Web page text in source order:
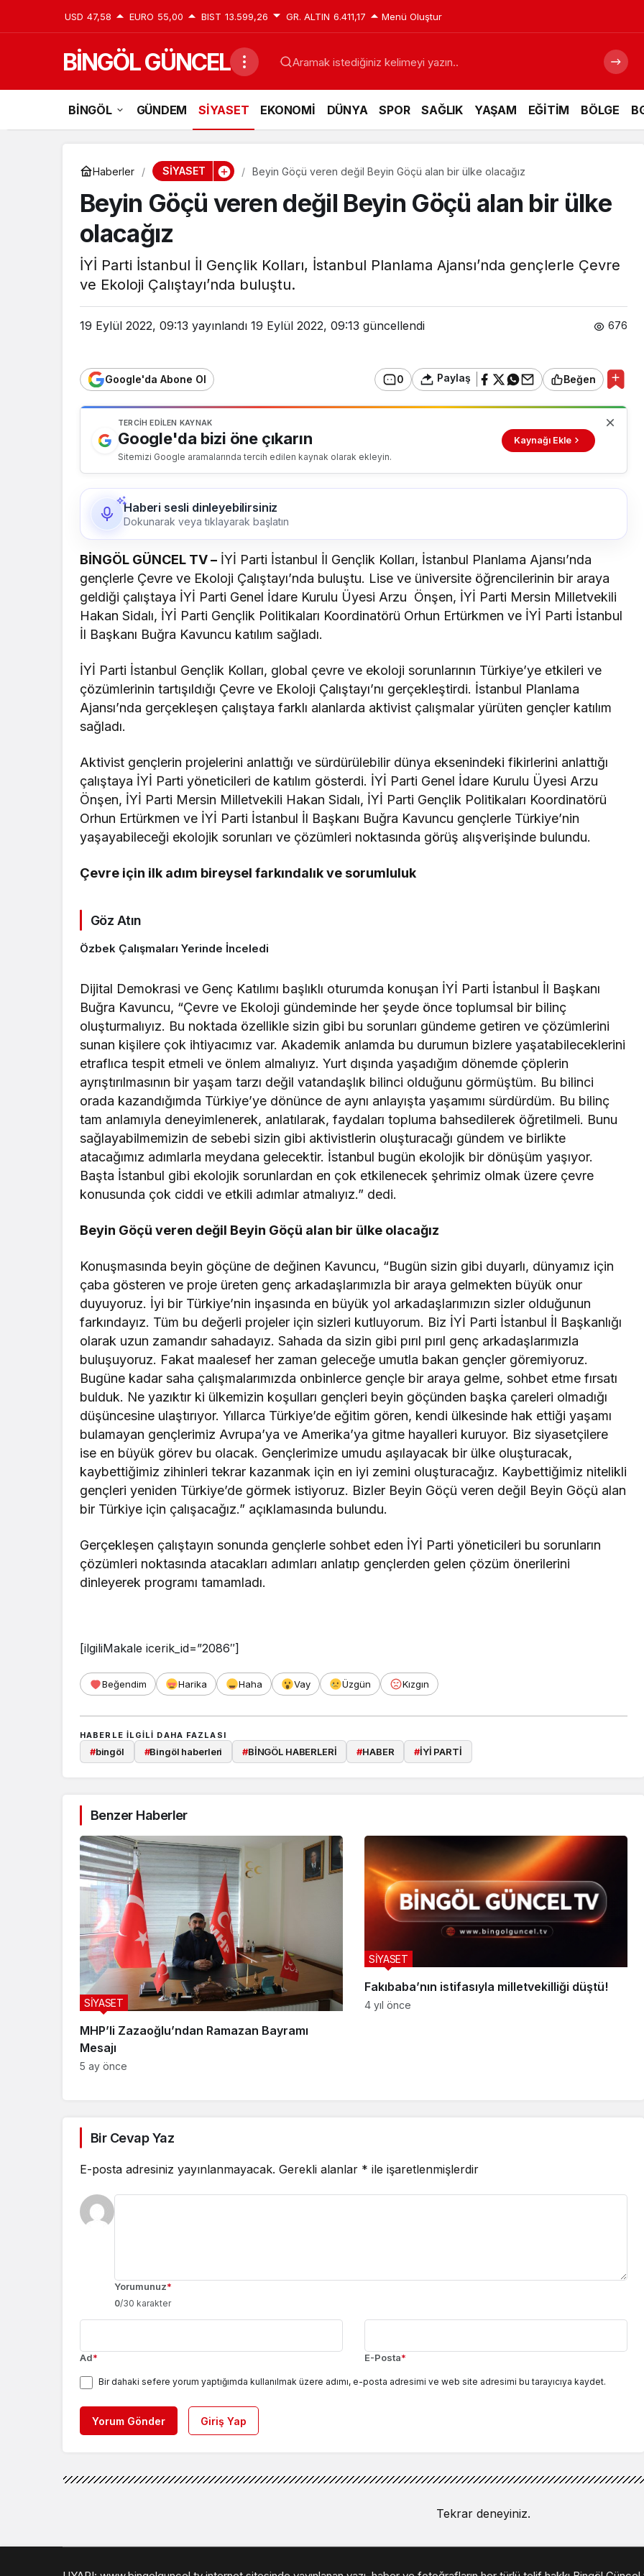
USD 47,58 EURO 55,00 BIST 13.599,26 GR. ALTIN 6.411,17 Menü Oluştur
BİNGÖL GÜNCEL Aramak istediğiniz kelimeyi yazın..
BİNGÖL GÜNDEM SİYASET EKONOMİ DÜNYA SPOR SAĞLIK YAŞAM EĞİTİM BÖLGE
Haberler SİYASET Beyin Göçü veren değil Beyin Göçü alan bir ülke olacağız
Beyin Göçü veren değil Beyin Göçü alan bir ülke
olacağız
İYİ Parti İstanbul İl Gençlik Kolları, İstanbul Planlama Ajansı’nda gençlerle Çevre
ve Ekoloji Çalıştayı’nda buluştu.
19 Eylül 2022, 09:13 yayınlandı 19 Eylül 2022, 09:13 güncellendi 676
Google'da Abone Ol 0 Paylaş Beğen
TERCIH EDILEN KAYNAK
Google'da bizi öne çıkarın
Sitemizi Google aramalarında tercih edilen kaynak olarak ekleyin.
Kaynağı Ekle
Haberi sesli dinleyebilirsiniz
Dokunarak veya tıklayarak başlatın
BİNGÖL GÜNCEL TV – İYİ Parti İstanbul İl Gençlik Kolları, İstanbul Planlama Ajansı’nda
gençlerle Çevre ve Ekoloji Çalıştayı’nda buluştu. Lise ve üniversite öğrencilerinin bir araya
geldiği çalıştaya İYİ Parti Genel İdare Kurulu Üyesi Arzu Önşen, İYİ Parti Mersin Milletvekili
Hakan Sidalı, İYİ Parti Gençlik Politikaları Koordinatörü Orhun Ertürkmen ve İYİ Parti İstanbul
İl Başkanı Buğra Kavuncu katılım sağladı.
İYİ Parti İstanbul Gençlik Kolları, global çevre ve ekoloji sorunlarının Türkiye’ye etkileri ve
çözümlerinin tartışıldığı Çevre ve Ekoloji Çalıştayı’nı gerçekleştirdi. İstanbul Planlama
Ajansı’nda gerçekleşen çalıştaya farklı alanlarda aktivist çalışmalar yürüten gençler katılım
sağladı.
Aktivist gençlerin projelerini anlattığı ve sürdürülebilir dünya eksenindeki fikirlerini anlattığı
çalıştaya İYİ Parti yöneticileri de katılım gösterdi. İYİ Parti Genel İdare Kurulu Üyesi Arzu
Önşen, İYİ Parti Mersin Milletvekili Hakan Sidalı, İYİ Parti Gençlik Politikaları Koordinatörü
Orhun Ertürkmen ve İYİ Parti İstanbul İl Başkanı Buğra Kavuncu gençlerle Türkiye’nin
yaşayabileceği ekolojik sorunları ve çözümleri noktasında görüş alışverişinde bulundu.
Çevre için ilk adım bireysel farkındalık ve sorumluluk
Göz Atın
Özbek Çalışmaları Yerinde İnceledi
Dijital Demokrasi ve Genç Katılımı başlıklı oturumda konuşan İYİ Parti İstanbul İl Başkanı
Buğra Kavuncu, “Çevre ve Ekoloji gündeminde her şeyde önce toplumsal bir bilinç
oluşturmalıyız. Bu noktada özellikle sizin gibi bu sorunları gündeme getiren ve çözümlerini
sunan kişilere çok ihtiyacımız var. Akademik anlamda bu durumun bizlere yaşatabileceklerini
etraflıca tespit etmeli ve önlem almalıyız. Yurt dışında yaşadığım dönemde çöplerin
ayrıştırılmasının bir yaşam tarzı değil vatandaşlık bilinci olduğunu görmüştüm. Bu bilinci
orada kazandığımda Türkiye’ye dönünce de aynı anlayışta yaşamımı sürdürdüm. Bu bilinç
tam anlamıyla deneyimlenerek, anlatılarak, faydaları topluma bahsedilerek öğretilmeli. Bunu
sağlayabilmemizin de sebebi sizin gibi aktivistlerin oluşturacağı gündem ve birlikte
atacağımız adımlarla meydana gelecektir. İstanbul bugün ekolojik bir dönüşüm yaşıyor.
Başta İstanbul gibi ekolojik sorunlardan en çok etkilenecek şehrimiz olmak üzere çevre
konusunda çok ciddi ve etkili adımlar atmalıyız.” dedi.
Beyin Göçü veren değil Beyin Göçü alan bir ülke olacağız
Konuşmasında beyin göçüne de değinen Kavuncu, “Bugün sizin gibi duyarlı, dünyamız için
çaba gösteren ve proje üreten genç arkadaşlarımızla bir araya gelmekten büyük onur
duyuyoruz. İyi bir Türkiye’nin inşasında en büyük yol arkadaşlarımızın sizler olduğunun
farkındayız. Tüm bu değerli projeler için sizleri kutluyorum. Biz İYİ Parti İstanbul İl Başkanlığı
olarak uzun zamandır sahadayız. Sahada da sizin gibi pırıl pırıl genç arkadaşlarımızla
buluşuyoruz. Fakat maalesef her zaman geleceğe umutla bakan gençler göremiyoruz.
Bugüne kadar saha çalışmalarımızda onbinlerce gençle bir araya gelme, sohbet etme fırsatı
bulduk. Ne yazıktır ki ülkemizin koşulları gençleri beyin göçünden başka çareleri olmadığı
düşüncesine ulaştırıyor. Yıllarca Türkiye’de eğitim gören, kendi ülkesinde hak ettiği yaşamı
bulamayan gençlerimiz Avrupa’ya ve Amerika’ya gitme hayalleri kuruyor. Biz siyasetçilere
ise en büyük görev bu olacak. Gençlerimize umudu aşılayacak bir ülke oluşturacak,
kaybettiğimiz zihinleri tekrar kazanmak için en iyi zemini oluşturacağız. Kaybettiğimiz nitelikli
gençleri yeniden Türkiye’de görmek istiyoruz. Bizler Beyin Göçü veren değil Beyin Göçü alan
bir Türkiye için çalışacağız.” açıklamasında bulundu.
Gerçekleşen çalıştayın sonunda gençlerle sohbet eden İYİ Parti yöneticileri bu sorunların
çözümleri noktasında atacakları adımları anlatıp gençlerden gelen çözüm önerilerini
dinleyerek programı tamamladı.
[ilgiliMakale icerik_id=”2086″]
Beğendim Harika Haha Vay Üzgün Kızgın
HABERLE ILGILI DAHA FAZLASI
#bingöl #Bingöl haberleri #BİNGÖL HABERLERİ #HABER #İYİ PARTİ
Benzer Haberler
MHP’li Zazaoğlu’ndan Ramazan Bayramı
Mesajı
SİYASET
5 ay önce
Fakıbaba’nın istifasıyla milletvekilliği düştü!
SİYASET
4 yıl önce
Bir Cevap Yaz
E-posta adresiniz yayınlanmayacak. Gerekli alanlar * ile işaretlenmişlerdir
Yorumunuz*
0/30 karakter
Ad* E-Posta*
Bir dahaki sefere yorum yaptığımda kullanılmak üzere adımı, e-posta adresimi ve web site adresimi bu tarayıcıya kaydet.
Yorum Gönder Giriş Yap
Tekrar deneyiniz.
Takip Et
Facebook Twitter
Youtube Instagram